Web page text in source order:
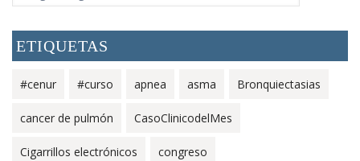
ETIQUETAS
#cenur #curso apnea asma Bronquiectasias
cancer de pulmón CasoClinicodelMes
Cigarrillos electrónicos congreso